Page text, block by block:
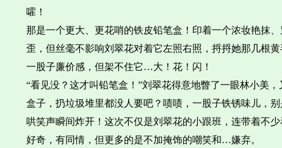
嚯！
那是一个更大、更花哨的铁皮铅笔盒！印着一个浓妆艳抹
歪，但丝毫不影响刘翠花对着它左照右照，捋捋她那几根
一股子廉价感，但架不住它…大！花！闪！
“看见没？这才叫铅笔盒！”刘翠花得意地瞥了一眼林小美
盒子，扔垃圾堆里都没人要吧？啧啧，一股子铁锈味儿，
哄笑声瞬间炸开！这次不仅是刘翠花的小跟班，连带着不
好奇，有同情，但更多的是不加掩饰的嘲笑和…嫌弃。